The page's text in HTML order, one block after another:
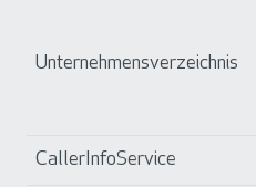
Unternehmensverzeichnis
CallerInfoService